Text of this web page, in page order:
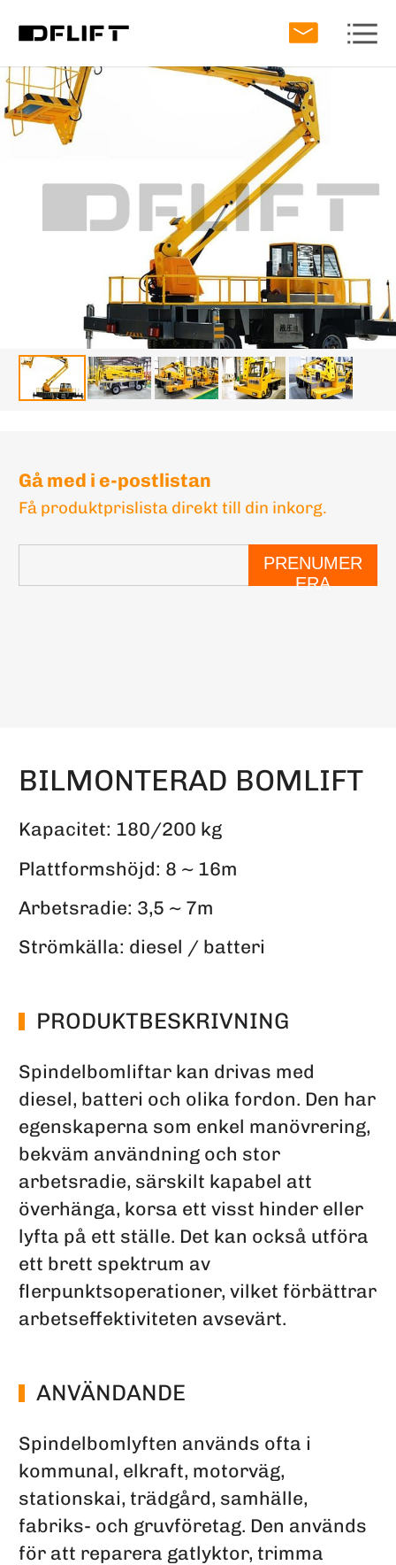
Gå med i e-postlistan
Få produktprislista direkt till din inkorg.
PRENUMER
ERA
BILMONTERAD BOMLIFT
Kapacitet: 180/200 kg
Plattformshöjd: 8 ~ 16m
Arbetsradie: 3,5 ~ 7m
Strömkälla: diesel / batteri
PRODUKTBESKRIVNING
Spindelbomliftar kan drivas med
diesel, batteri och olika fordon. Den har
egenskaperna som enkel manövrering,
bekväm användning och stor
arbetsradie, särskilt kapabel att
överhänga, korsa ett visst hinder eller
lyfta på ett ställe. Det kan också utföra
ett brett spektrum av
flerpunktsoperationer, vilket förbättrar
arbetseffektiviteten avsevärt.
ANVÄNDANDE
Spindelbomlyften används ofta i
kommunal, elkraft, motorväg,
stationskai, trädgård, samhälle,
fabriks- och gruvföretag. Den används
för att reparera gatlyktor, trimma